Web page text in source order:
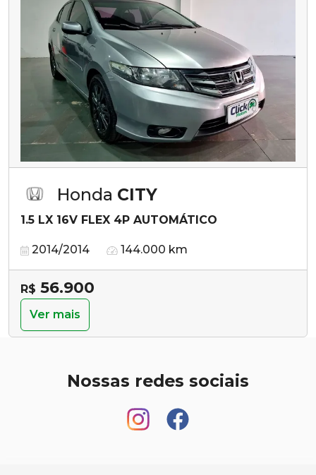
Honda CITY
1.5 LX 16V FLEX 4P AUTOMÁTICO
2014/2014 144.000 km
R$ 56.900
Ver mais
Nossas redes sociais